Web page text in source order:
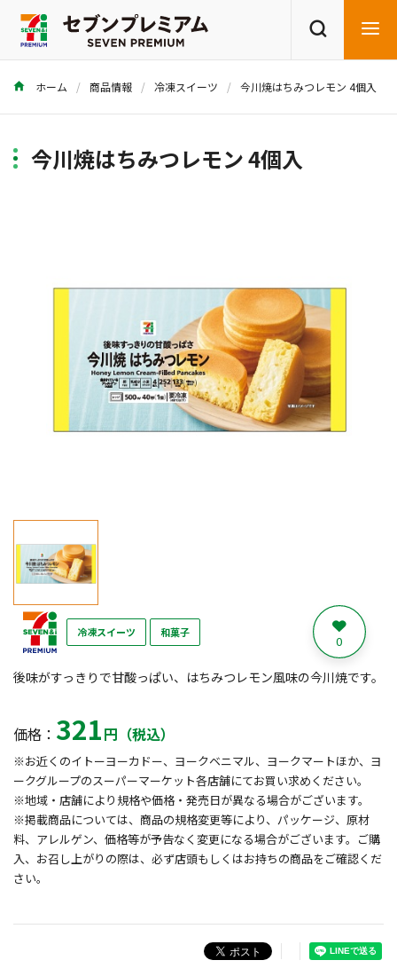
商品を探す レシピを探す
ホーム 商品情報 冷凍スイーツ 今川焼はちみつレモン 4個入
今川焼はちみつレモン 4個入
冷凍スイーツ 和菓子 0
後味がすっきりで甘酸っぱい、はちみつレモン風味の今川焼です。
価格： 321円（税込）
※お近くのイトーヨーカドー、ヨークベニマル、ヨークマートほか、ヨ
ークグループのスーパーマーケット各店舗にてお買い求めください。
※地域・店舗により規格や価格・発売日が異なる場合がございます。
※掲載商品については、商品の規格変更等により、パッケージ、原材
料、アレルゲン、価格等が予告なく変更になる場合がございます。ご購
入、お召し上がりの際は、必ず店頭もしくはお持ちの商品をご確認くだ
さい。